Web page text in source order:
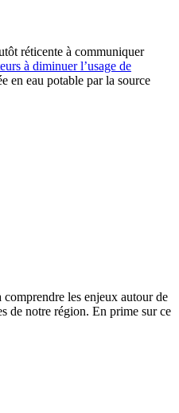
réticente à communiquer
à diminuer l’usage de
en eau potable par la source
les enjeux autour de
de notre région. En prime sur ce